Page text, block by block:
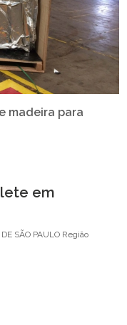
madeira para
em
SÃO PAULO Região